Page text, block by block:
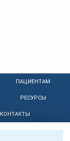
ПАЦИЕНТАМ
РЕСУРСЫ
КОНТАКТЫ